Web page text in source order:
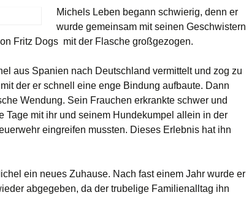
Michels Leben begann schwierig, denn er
wurde gemeinsam mit seinen Geschwistern
Fritz Dogs mit der Flasche großgezogen.
aus Spanien nach Deutschland vermittelt und zog zu
der er schnell eine enge Bindung aufbaute. Dann
Wendung. Sein Frauchen erkrankte schwer und
Tage mit ihr und seinem Hundekumpel allein in der
eingreifen mussten. Dieses Erlebnis hat ihn
ein neues Zuhause. Nach fast einem Jahr wurde er
abgegeben, da der trubelige Familienalltag ihn